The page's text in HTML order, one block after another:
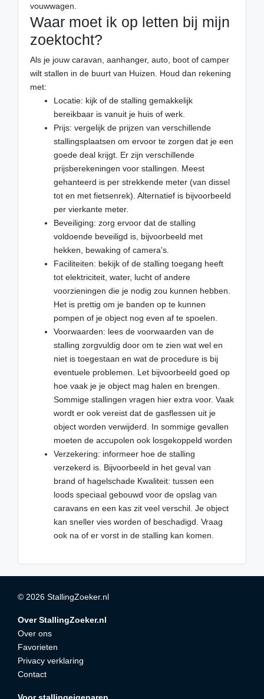
vouwwagen.
Waar moet ik op letten bij mijn
zoektocht?
Als je jouw caravan, aanhanger, auto, boot of camper
wilt stallen in de buurt van Huizen. Houd dan rekening
met:
Locatie: kijk of de stalling gemakkelijk
bereikbaar is vanuit je huis of werk.
Prijs: vergelijk de prijzen van verschillende
stallingsplaatsen om ervoor te zorgen dat je een
goede deal krijgt. Er zijn verschillende
prijsberekeningen voor stallingen. Meest
gehanteerd is per strekkende meter (van dissel
tot en met fietsenrek). Alternatief is bijvoorbeeld
per vierkante meter.
Beveiliging: zorg ervoor dat de stalling
voldoende beveiligd is, bijvoorbeeld met
hekken, bewaking of camera's.
Faciliteiten: bekijk of de stalling toegang heeft
tot elektriciteit, water, lucht of andere
voorzieningen die je nodig zou kunnen hebben.
Het is prettig om je banden op te kunnen
pompen of je object nog even af te spoelen.
Voorwaarden: lees de voorwaarden van de
stalling zorgvuldig door om te zien wat wel en
niet is toegestaan en wat de procedure is bij
eventuele problemen. Let bijvoorbeeld goed op
hoe vaak je je object mag halen en brengen.
Sommige stallingen vragen hier extra voor. Vaak
wordt er ook vereist dat de gasflessen uit je
object worden verwijderd. In sommige gevallen
moeten de accupolen ook losgekoppeld worden
Verzekering: informeer hoe de stalling
verzekerd is. Bijvoorbeeld in het geval van
brand of hagelschade Kwaliteit: tussen een
loods speciaal gebouwd voor de opslag van
caravans en een kas zit veel verschil. Je object
kan sneller vies worden of beschadigd. Vraag
ook na of er vorst in de stalling kan komen.
© 2026 StallingZoeker.nl
Over StallingZoeker.nl
Over ons
Favorieten
Privacy verklaring
Contact